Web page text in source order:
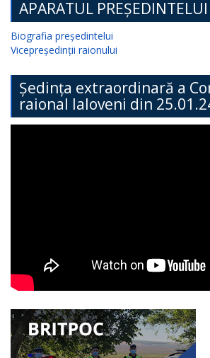
APARATUL PREȘEDINTELUI
Biografia președintelui
Vicepreședinții raionului
Ședința extraordinară a
raional Ialoveni din